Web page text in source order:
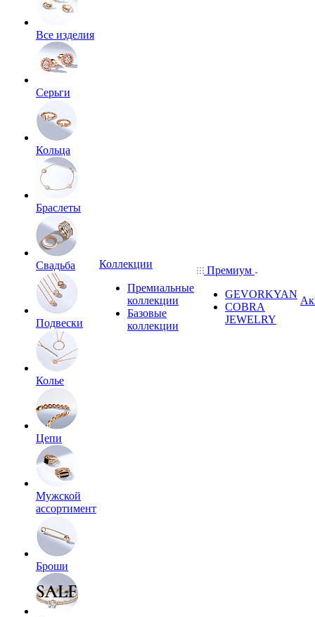
Все изделия
Серьги
Кольца
Браслеты
Свадьба
Подвески
Колье
Цепи
Мужской
ассортимент
Броши
Коллекции
Премиальные
коллекции
Базовые
коллекции
Премиум
GEVORKYAN
COBRA
JEWELRY